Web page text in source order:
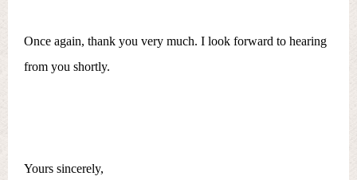
Once again, thank you very much. I look forward to hearing
from you shortly.
Yours sincerely,